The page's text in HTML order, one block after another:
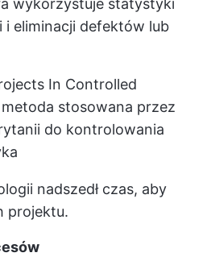
wykorzystuje statystyki
i eliminacji defektów lub
In Controlled
stosowana przez
do kontrolowania
nadszedł czas, aby
projektu.